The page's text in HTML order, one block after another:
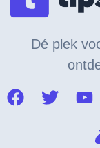
Dé plek